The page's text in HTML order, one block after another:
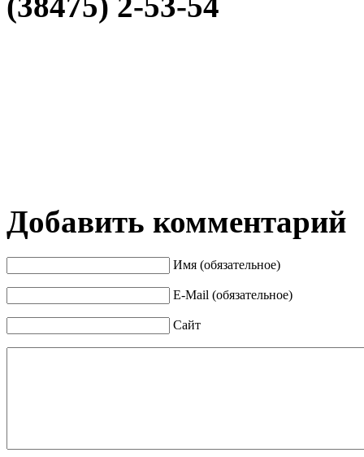
Добавить комментарий
Имя (обязательное)
E-Mail (обязательное)
Сайт